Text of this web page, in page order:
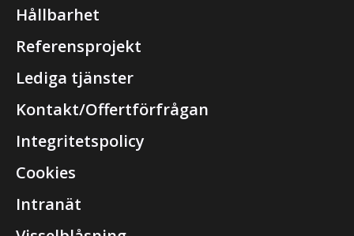
Hållbarhet
Referensprojekt
Lediga tjänster
Kontakt/Offertförfrågan
Integritetspolicy
Cookies
Intranät